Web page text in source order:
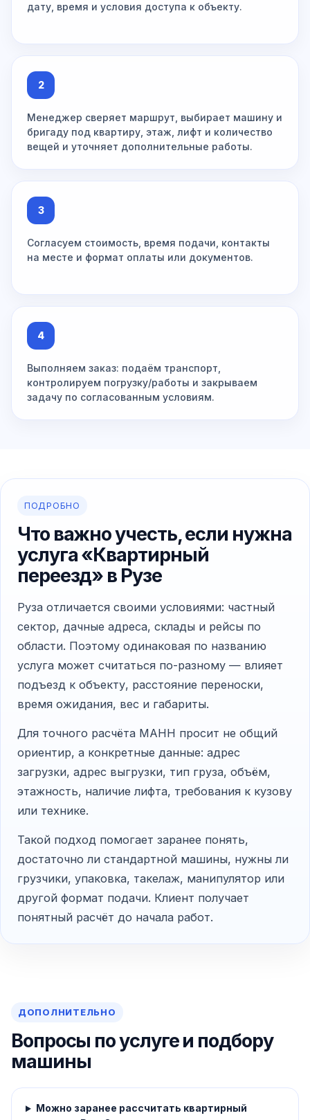
дату, время и условия доступа к объекту.
2
Менеджер сверяет маршрут, выбирает машину и
бригаду под квартиру, этаж, лифт и количество
вещей и уточняет дополнительные работы.
3
Согласуем стоимость, время подачи, контакты
на месте и формат оплаты или документов.
4
Выполняем заказ: подаём транспорт,
контролируем погрузку/работы и закрываем
задачу по согласованным условиям.
ПОДРОБНО
Что важно учесть, если нужна
услуга «Квартирный
переезд» в Рузе
Руза отличается своими условиями: частный
сектор, дачные адреса, склады и рейсы по
области. Поэтому одинаковая по названию
услуга может считаться по-разному — влияет
подъезд к объекту, расстояние переноски,
время ожидания, вес и габариты.
Для точного расчёта МАНН просит не общий
ориентир, а конкретные данные: адрес
загрузки, адрес выгрузки, тип груза, объём,
этажность, наличие лифта, требования к кузову
или технике.
Такой подход помогает заранее понять,
достаточно ли стандартной машины, нужны ли
грузчики, упаковка, такелаж, манипулятор или
другой формат подачи. Клиент получает
понятный расчёт до начала работ.
ДОПОЛНИТЕЛЬНО
Вопросы по услуге и подбору
машины
Можно заранее рассчитать квартирный